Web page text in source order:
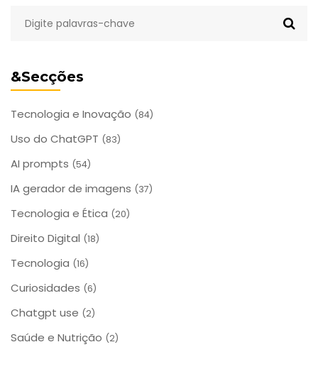
&Secções
Tecnologia e Inovação (84)
Uso do ChatGPT (83)
AI prompts (54)
IA gerador de imagens (37)
Tecnologia e Ética (20)
Direito Digital (18)
Tecnologia (16)
Curiosidades (6)
Chatgpt use (2)
Saúde e Nutrição (2)